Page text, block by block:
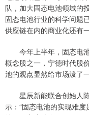
队，加大固态电池领域的
固态电池行业的科学问题
供应链在内的商业化还有一
今年上半年，固态电池
概念股之一，宁德时代股
池的观点显然给市场泼了
星辰新能联合创始人陈
示：“固态电池的实现难